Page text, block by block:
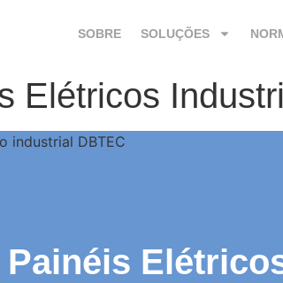
SOBRE SOLUÇÕES
Elétricos
Painéis